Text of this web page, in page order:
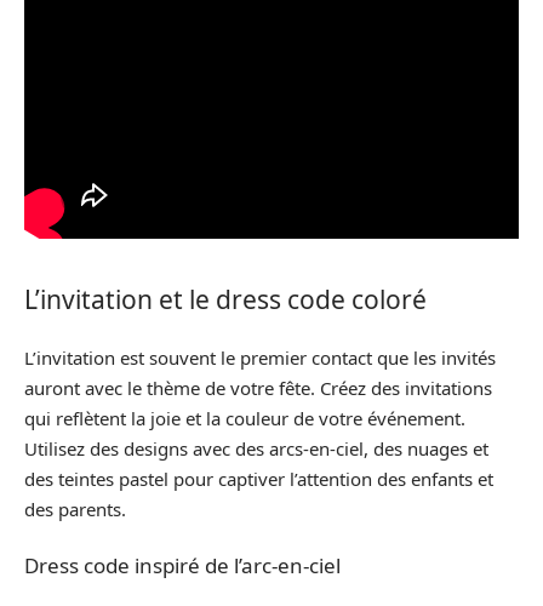
L’invitation et le dress code coloré
L’invitation est souvent le premier contact que les invités
auront avec le thème de votre fête. Créez des invitations
qui reflètent la joie et la couleur de votre événement.
Utilisez des designs avec des arcs-en-ciel, des nuages et
des teintes pastel pour captiver l’attention des enfants et
des parents.
Dress code inspiré de l’arc-en-ciel